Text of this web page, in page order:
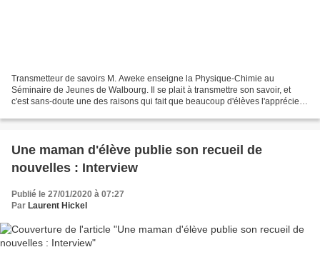
Transmetteur de savoirs M. Aweke enseigne la Physique-Chimie au
Séminaire de Jeunes de Walbourg. Il se plait à transmettre son savoir, et
c'est sans-doute une des raisons qui fait que beaucoup d'élèves l'apprécie. Il
Une maman d'élève publie son recueil de
nouvelles : Interview
Publié le 27/01/2020 à 07:27
Par Laurent Hickel